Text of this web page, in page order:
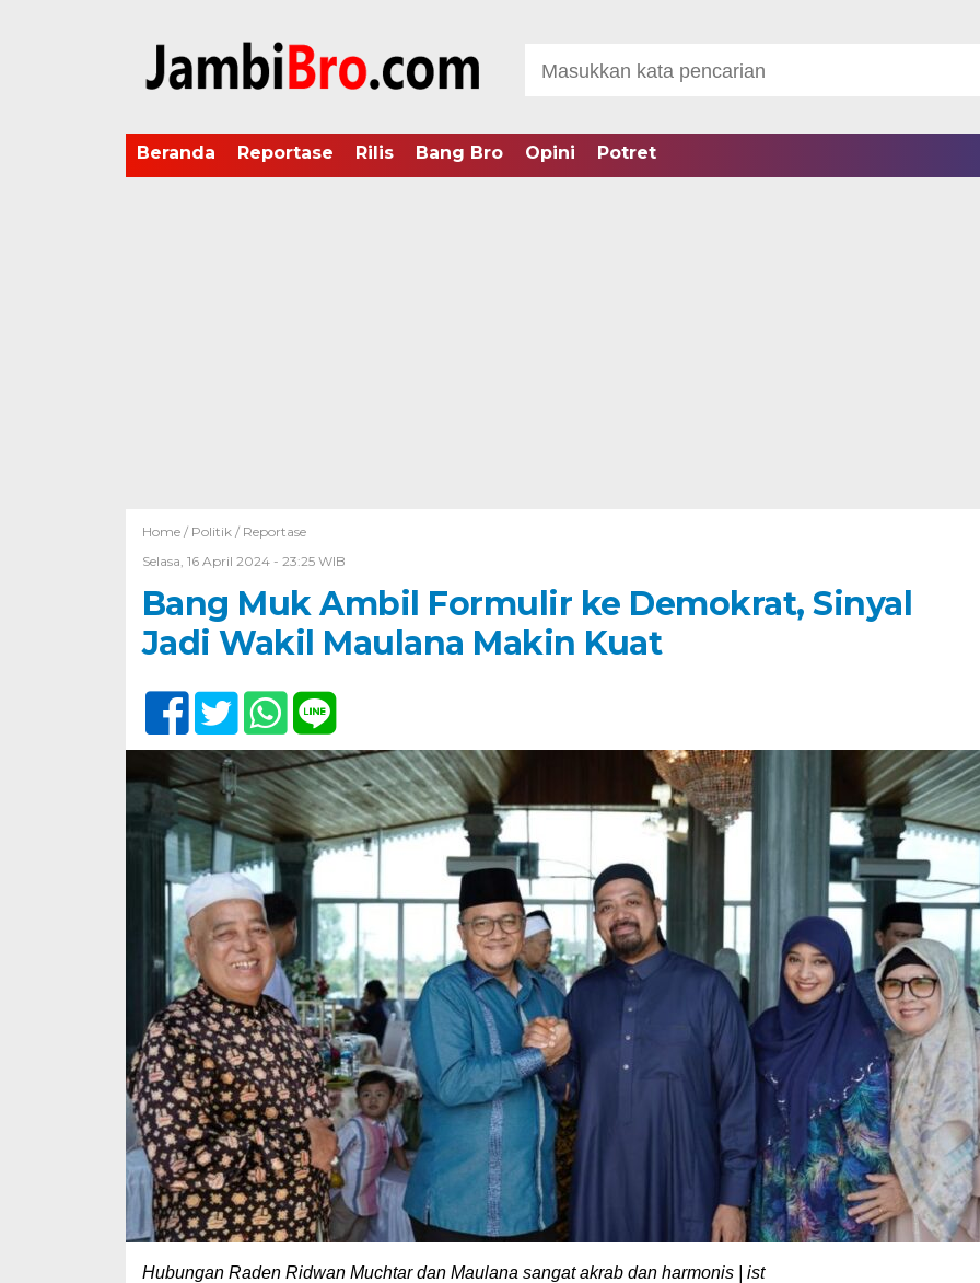
Beranda Reportase Rilis Bang Bro Opini Potret
Home / Politik/ Reportase
Selasa, 16 April 2024 - 23:25 WIB
Bang Muk Ambil Formulir ke Demokrat, Sinyal
Jadi Wakil Maulana Makin Kuat
Hubungan Raden Ridwan Muchtar dan Maulana sangat akrab dan harmonis | ist